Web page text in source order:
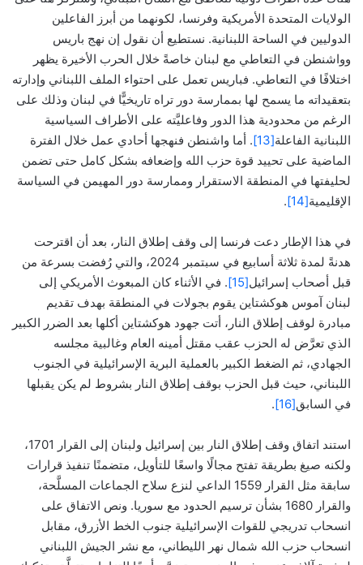
الولايات المتحدة الأمريكية وفرنسا، لكونهما من أبرز الفاعلين
الدوليين في الساحة اللبنانية. نستطيع أن نقول إن نهج باريس
وواشنطن في التعاطي مع لبنان خاصةً خلال الحرب الأخيرة يظهر
اختلافًا في التعاطي. فباريس تعمل على احتواء الملف اللبناني وإدارته
بتعقيداته ما يسمح لها بممارسة دور تراه تاريخيًّا في لبنان وذلك على
الرغم من محدودية هذا الدور وفاعليَّته على الأطراف السياسية
اللبنانية الفاعلة[13]
. أما واشنطن فنهجها أحادي عمل خلال الفترة
الماضية على تحييد قوة حزب الله وإضعافه بشكل كامل حتى تضمن
لحليفتها في المنطقة الاستقرار وممارسة دور المهيمن في السياسة
الإقليمية[14]
.
في هذا الإطار دعت فرنسا إلى وقف إطلاق النار، بعد أن اقترحت
هدنةً لمدة ثلاثة أسابيع في سبتمبر 2024، والتي رُفضت بسرعة من
قبل أصحاب إسرائيل[15]
. في الأثناء كان المبعوث الأمريكي إلى
لبنان آموس هوكشتاين يقوم بجولات في المنطقة بهدف تقديم
مبادرة لوقف إطلاق النار، أتت جهود هوكشتاين أكلها بعد الضرر الكبير
الذي تعرَّض له الحزب عقب مقتل أمينه العام وغالبية مجلسه
الجهادي، ثم الضغط الكبير بالعملية البرية الإسرائيلية في الجنوب
اللبناني، حيث قبل الحزب بوقف إطلاق النار بشروط لم يكن يقبلها
في السابق[16]
.
استند اتفاق وقف إطلاق النار بين إسرائيل ولبنان إلى القرار 1701،
ولكنه صيغ بطريقة تفتح مجالًا واسعًا للتأويل، متضمنًا تنفيذ قرارات
سابقة مثل القرار 1559 الداعي لنزع سلاح الجماعات المسلَّحة،
والقرار 1680 بشأن ترسيم الحدود مع سوريا. ونص الاتفاق على
انسحاب تدريجي للقوات الإسرائيلية جنوب الخط الأزرق، مقابل
انسحاب حزب الله شمال نهر الليطاني، مع نشر الجيش اللبناني